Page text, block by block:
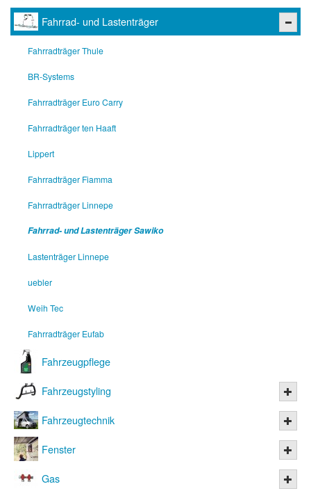
Fahrrad- und Lastenträger
Fahrradträger Thule
BR-Systems
Fahrradträger Euro Carry
Fahrradträger ten Haaft
Lippert
Fahrradträger Fiamma
Fahrradträger Linnepe
Fahrrad- und Lastenträger Sawiko
Lastenträger Linnepe
uebler
Weih Tec
Fahrradträger Eufab
Fahrzeugpflege
Fahrzeugstyling
Fahrzeugtechnik
Fenster
Gas